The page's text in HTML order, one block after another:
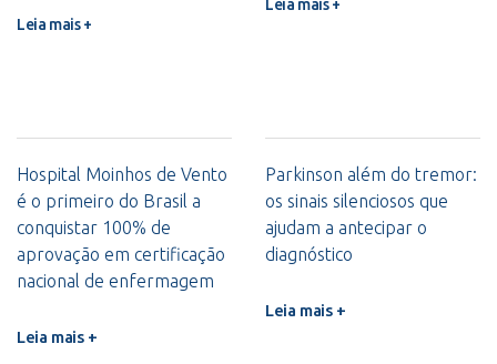
Leia mais +
Leia mais +
Hospital Moinhos de Vento
é o primeiro do Brasil a
conquistar 100% de
aprovação em certificação
nacional de enfermagem
Leia mais +
Parkinson além do tremor:
os sinais silenciosos que
ajudam a antecipar o
diagnóstico
Leia mais +